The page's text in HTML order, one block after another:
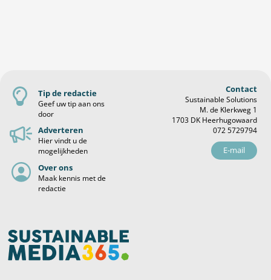
Tip de redactie
Geef uw tip aan ons
door
Adverteren
Hier vindt u de
mogelijkheden
Over ons
Maak kennis met de
redactie
Contact
Sustainable Solutions
M. de Klerkweg 1
1703 DK Heerhugowaard
072 5729794
E-mail